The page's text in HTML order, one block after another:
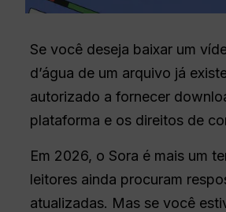
Se você deseja baixar um
d’água de um arquivo já
autorizado a fornecer
plataforma e os direitos de
Em 2026, o Sora é mais um
leitores ainda procuram
atualizadas. Mas se você